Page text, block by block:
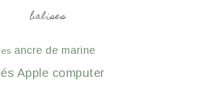
balises
ancre de marine
Apple computer